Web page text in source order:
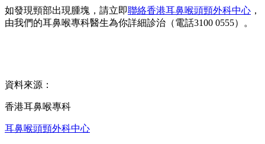
如發現頸部出現腫塊，請立即聯絡香港耳鼻喉頭頸外科中心 ，
由我們的耳鼻喉專科醫生為你詳細診治（電話3100 0555）。
資料來源：
香港耳鼻喉專科
耳鼻喉頭頸外科中心